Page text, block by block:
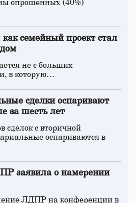
опрошенных (40%)
семейный проект стал
не с больших
в которую…
сделки оспаривают
за шесть лет
сделок с вторичной
оспариваются в
заявила о намерении
ЛДПР на конференции в